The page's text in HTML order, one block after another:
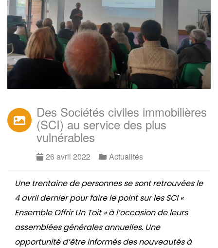
Des Sociétés civiles immobilières
(SCI) au service des plus
vulnérables
26 avril 2022 Actualités
Une trentaine de personnes se sont retrouvées le
4 avril dernier pour faire le point sur les SCI «
Ensemble Offrir Un Toit » à l’occasion de leurs
assemblées générales annuelles. Une
opportunité d’être informés des nouveautés à